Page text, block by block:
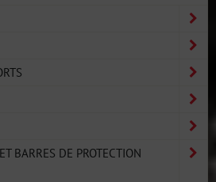
BARRES DE PROTECTION